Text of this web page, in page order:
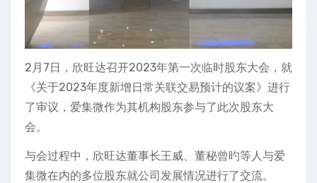
2月7日，欣旺达召开2023年第一次临时股东大会，就
《关于2023年度新增日常关联交易预计的议案》进行
了审议，爱集微作为其机构股东参与了此次股东大
会。
与会过程中，欣旺达董事长王威、董秘曾旳等人与爱
集微在内的多位股东就公司发展情况进行了交流。